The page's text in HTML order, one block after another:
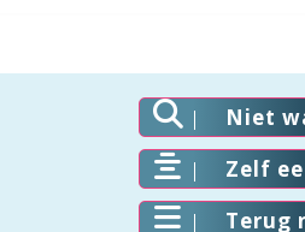
Niet
Zelf
Terug